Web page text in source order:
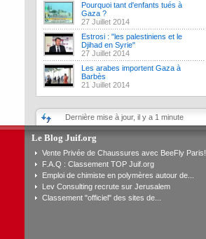
Pourquoi tant d'enfants tués à
Gaza ?
27 Juillet 2014
Estrosi : "les palestiniens et le
Djihad en Syrie"
27 Juillet 2014
Les arabes importent Gaza à
Barbès
21 Juillet 2014
Dernière mise à jour, il y a 1 minute
Le Blog Juif.org
Vente Privée de Chaussures avec BeeFly Paris!
F.A.Q : Classement TOP Juif.org
Emploi de chimiste en polymères autour de...
Lev Consulting recrute sur Jerusalem
Classement "officiel" des sites de...